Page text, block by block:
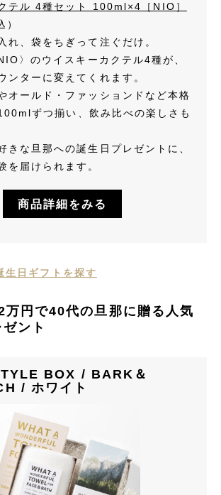
テル 4種セット 100ml×4［NIO］
れ、袋をちぎって注ぐだけ。
〉のウイスキーカクテル4種が、
ンターに変えてくれます。
オールド・ファッションドなど本格
ずつ揃い、飲み比べの楽しさも
きな旦那への誕生日プレゼントに、
を届けられます。
商品詳細をみる
生日ギフトを探す
万円で40代の旦那に贈る人気
ント
BOX / BARK＆
/ ホワイト